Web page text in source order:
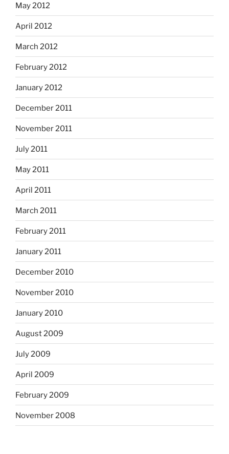
May 2012
April 2012
March 2012
February 2012
January 2012
December 2011
November 2011
July 2011
May 2011
April 2011
March 2011
February 2011
January 2011
December 2010
November 2010
January 2010
August 2009
July 2009
April 2009
February 2009
November 2008